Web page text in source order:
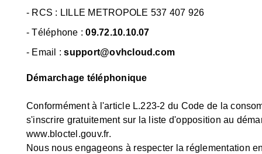
- RCS : LILLE METROPOLE 537 407 926
- Téléphone :09.72.10.10.07
- Email :support@ovhcloud.com
Démarchage téléphonique
Conformément à l'article L.223-2 du Code de la
s'inscrire gratuitement sur la liste d'opposition au
www.bloctel.gouv.fr.
Nous nous engageons à respecter la réglementation